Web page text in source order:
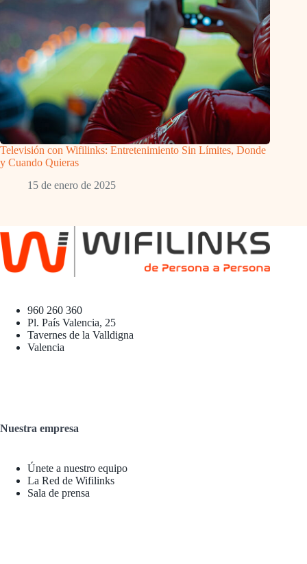
Televisión con Wifilinks: Entretenimiento Sin Límites, Donde
y Cuando Quieras
15 de enero de 2025
960 260 360
Pl. País Valencia, 25
Tavernes de la Valldigna
Valencia
Nuestra empresa
Únete a nuestro equipo
La Red de Wifilinks
Sala de prensa